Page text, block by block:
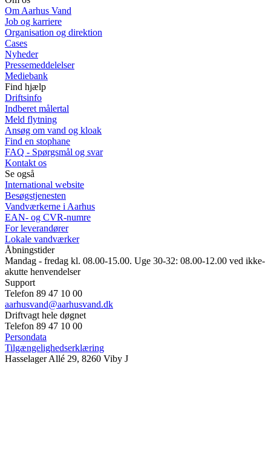
Om Aarhus Vand
Job og karriere
Organisation og direktion
Cases
Nyheder
Pressemeddelelser
Mediebank
Find hjælp
Driftsinfo
Indberet målertal
Meld flytning
Ansøg om vand og kloak
Find en stophane
FAQ - Spørgsmål og svar
Kontakt os
Se også
International website
Besøgstjenesten
Vandværkerne i Aarhus
EAN- og CVR-numre
For leverandører
Lokale vandværker
Åbningstider
Mandag - fredag kl. 08.00-15.00. Uge 30-32: 08.00-12.00 ved ikke-
akutte henvendelser
Support
Telefon 89 47 10 00
aarhusvand@aarhusvand.dk
Driftvagt hele døgnet
Telefon 89 47 10 00
Persondata
Tilgængelighedserklæring
Hasselager Allé 29, 8260 Viby J